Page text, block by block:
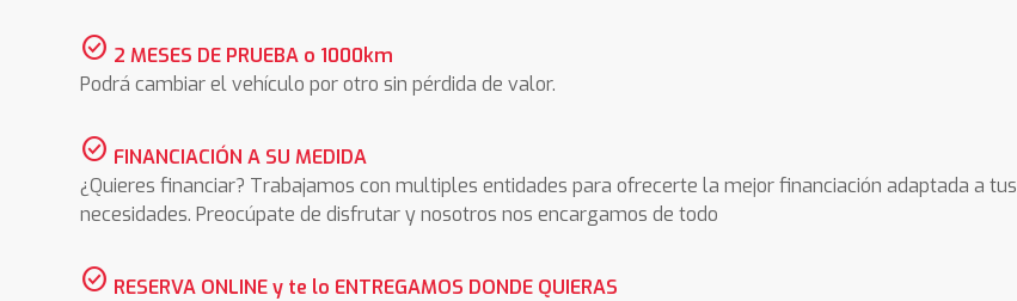
check_circle 2 MESES DE PRUEBA o 1000km
Podrá cambiar el vehículo por otro sin pérdida de valor.
check_circle FINANCIACIÓN A SU MEDIDA
¿Quieres financiar? Trabajamos con multiples entidades para ofrecerte la mejor financiación adaptada a tus
necesidades. Preocúpate de disfrutar y nosotros nos encargamos de todo
check_circle RESERVA ONLINE y te lo ENTREGAMOS DONDE QUIERAS